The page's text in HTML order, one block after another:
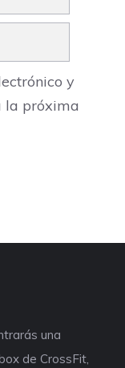
y
la próxima
una
de CrossFit,